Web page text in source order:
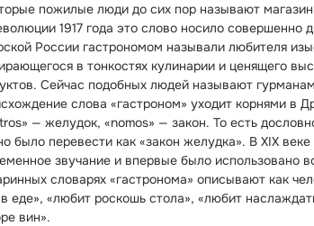
пожилые люди до сих пор называют
1917 года это слово носило совершенно
России гастрономом называли любителя
в тонкостях кулинарии и ценящего
Сейчас подобных людей называют
слова «гастроном» уходит корнями в
— желудок, «nomos» — закон. То есть
было перевести как «закон желудка». В XIX
звучание и впервые было использовано
словарях «гастронома» описывают как
еде», «любит роскошь стола», «любит
вин».